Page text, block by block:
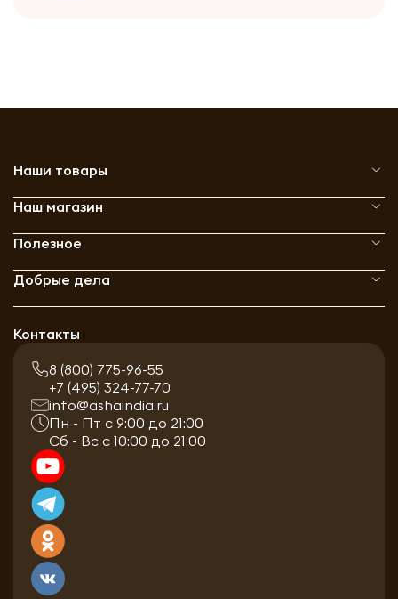
Наши товары
Наш магазин
Полезное
Добрые дела
Контакты
8 (800) 775-96-55
+7 (495) 324-77-70
info@ashaindia.ru
Пн - Пт с 9:00 до 21:00
Сб - Вс с 10:00 до 21:00